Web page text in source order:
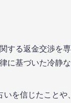
する返金交渉を
に基づいた冷静
いを信じたこと